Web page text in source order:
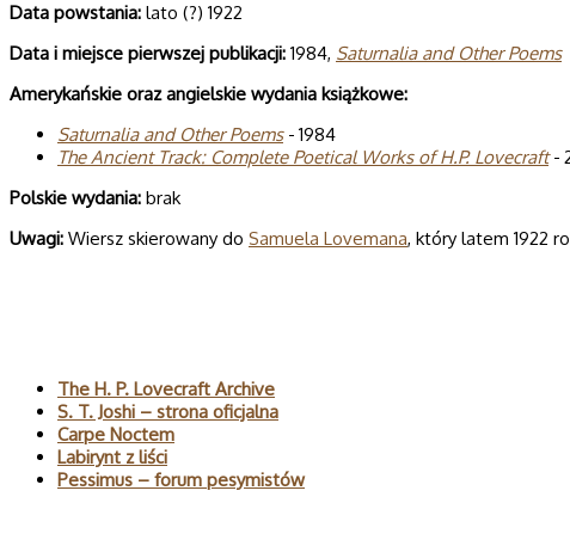
Data powsta­nia: lato (?) 1922
Data i miej­sce pierw­szej publi­ka­cji: 1984, Satur­na­lia and Other Poems
Ame­ry­kań­skie oraz angiel­skie wyda­nia książkowe:
Satur­na­lia and Other Poems- 1984
The Ancient Track: Com­plete Poeti­cal Works of H.P. Love­craft-
Pol­skie wydania: brak
Uwagi: Wiersz skierowany do Samuela Lovemana, który latem 1922
The H. P. Lovecraft Archive
S. T. Joshi – strona oficjalna
Carpe Noctem
Labirynt z liści
Pessimus – forum pesymistów